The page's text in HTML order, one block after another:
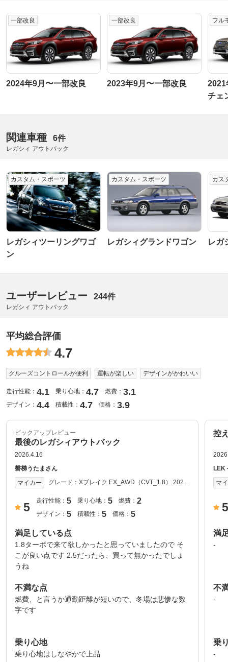
一部改良
2024年9月〜一部改良
一部改良
2023年9月〜一部改良
フル
2021
チェ
関連車種 6件
レガシィ アウトバック
カスタム・スポーツ
レガシィツーリングワゴ
ン
カスタム・スポーツ
レガシィグランドワゴン
カス
レガ
ユーザーレビュー 244件
レガシィ アウトバック
平均総合評価
4.7
クルーズコントロールが便利 運転が楽しい デザインがかわいい
走行性能： 4.1 乗り心地： 4.7 燃費： 3.1
デザイン： 4.4 積載性： 4.7 価格： 3.9
ピックアップレビュー
最後のレガシィアウトバック
2026.4.16
磐梯うたまさん
マイカー
グレード： Xブレイク EX_AWD（CVT_1.8） 2021
5
走行性能： 5 乗り心地： 5 燃費： 2
デザイン： 5 積載性： 5 価格： 5
満足している点
1.8ターボで来て欲しかったと思っていましたので そ
こが良い点です 2.5だったら、買って無かったでしょ
うね
不満な点
燃費、と言うか通勤距離が短いので、冬場は悲惨な数
字です
乗り心地
乗り心地はしなやかで上品
控
LEK
マ
満
-
不
-
乗
-